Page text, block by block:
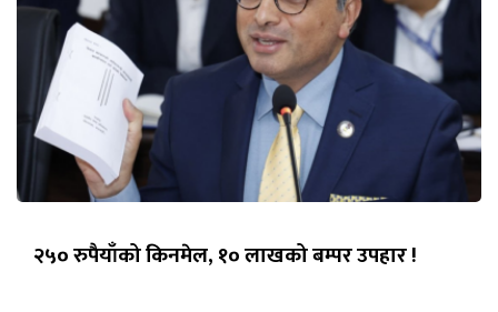
२५० रुपैयाँको किनमेल, १० लाखको बम्पर उपहार !